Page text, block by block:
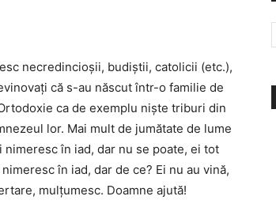
necredincioşii, budiştii, catolicii (etc.),
că s-au născut într-o familie de
ca de exemplu nişte triburi din
lor. Mai mult de jumătate de lume
în iad, dar nu se poate, ei tot
în iad, dar de ce? Ei nu au vină,
mulţumesc. Doamne ajută!